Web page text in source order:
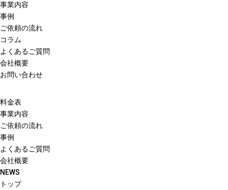
事業内容
事例
ご依頼の流れ
コラム
よくあるご質問
会社概要
お問い合わせ
料金表
事業内容
ご依頼の流れ
事例
よくあるご質問
会社概要
NEWS
トップ